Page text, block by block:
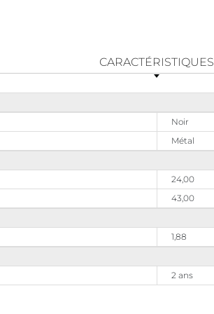
CARACTÉRISTIQUES
Noir
Métal
24,00
43,00
1,88
2 ans